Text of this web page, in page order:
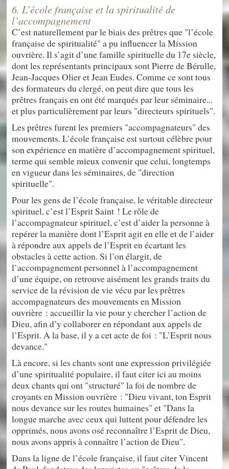
6. L’école française et la spiritualité de
l’accompagnement
C’est naturellement par le biais des prêtres que "l’école
française de spiritualité" a pu influencer la Mission
ouvrière. Il s’agit d’une famille spirituelle du 17e siècle,
dont les représentants principaux sont Pierre de Bérulle,
Jean-Jacques Olier et Jean Eudes. Comme ce sont tous
des formateurs du clergé, on peut dire que tous les
prêtres français en ont été marqués par leur séminaire...
et plus particulièrement par leurs "directeurs spirituels".
Les prêtres furent les premiers "accompagnateurs" des
mouvements. L’école française est surtout célèbre pour
son expérience en matière d’accompagnement spirituel,
terme qui semble mieux convenir que celui, longtemps
en vigueur dans les séminaires, de "direction
spirituelle".
Pour les gens de l’école française, le véritable directeur
spirituel, c’est l’Esprit Saint ! Le rôle de
l’accompagnateur spirituel, c’est d’aider la personne à
repérer la manière dont l’Esprit agit en elle et de l’aider
à répondre aux appels de l’Esprit en écartant les
obstacles à cette action. Si l’on élargit, de
l’accompagnement personnel à l’accompagnement
d’une équipe, on retrouve aisément les grands traits du
service de la révision de vie vécu par les prêtres
accompagnateurs des mouvements en Mission
ouvrière : accueillir la vie pour y chercher l’action de
Dieu, afin d’y collaborer en répondant aux appels de
l’Esprit. A la base, il y a cet acte de foi : "L’Esprit nous
devance."
Là encore, si les chants sont une expression privilégiée
d’une spiritualité populaire, il faut citer ici au moins
deux chants qui ont "structuré" la foi de nombre de
croyants en Mission ouvrière : "Dieu vivant, ton Esprit
nous devance sur les routes humaines" et "Dans la
longue marche avec ceux qui luttent pour défendre les
opprimés, nous avons osé reconnaître l’Esprit de Dieu,
nous avons appris à connaître l’action de Dieu".
Dans la ligne de l’école française, il faut citer Vincent